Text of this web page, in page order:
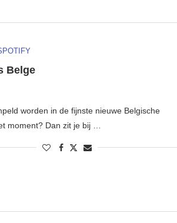
Belge
worden in de fijnste nieuwe Belgische
moment? Dan zit je bij …